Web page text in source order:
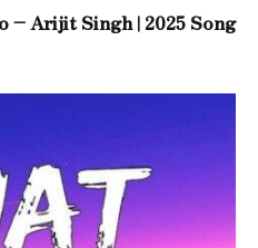
– Arijit Singh | 2025 Song